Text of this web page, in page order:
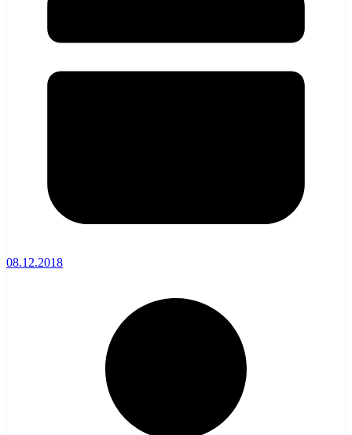
08.12.2018